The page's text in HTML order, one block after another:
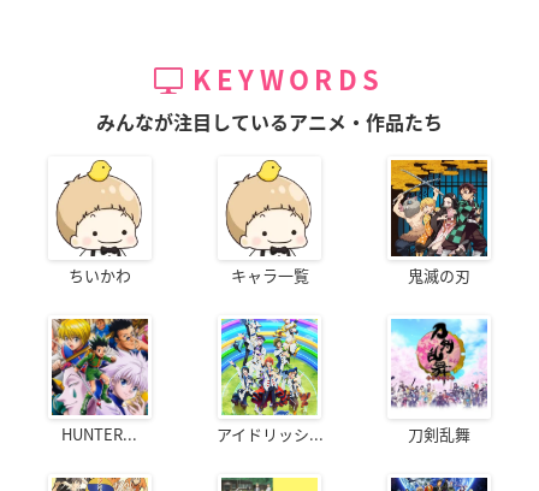
KEYWORDS
みんなが注目しているアニメ・作品たち
ちいかわ キャラ一覧 鬼滅の刃
HUNTER... アイドリッシ... 刀剣乱舞